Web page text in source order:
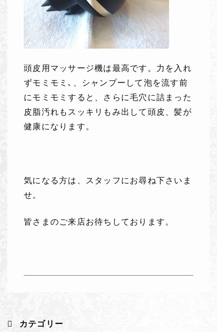
カテゴリー
頭皮用マッサージ機は最高です。力を入れ
ずモミモミ､、シャンプーして泡を流す前
にモミモミすると、さらに毛穴に詰まった
皮脂汚れもスッキリもみ出して頭皮、髪が
健康になります。
気になる方は、スタッフにお尋ね下さいま
せ。
皆さまのご来店お待ちしております。